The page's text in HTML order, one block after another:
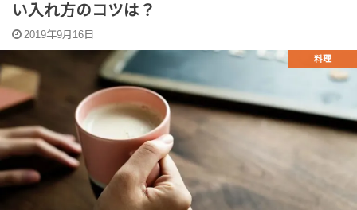
い入れ方のコツは？
2019年9月16日
料理